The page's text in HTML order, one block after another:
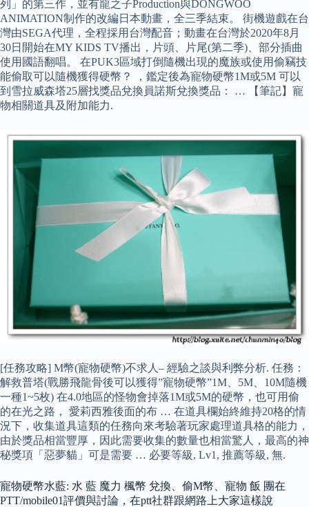
列」的第三作，並有龍之子Production與DONGWOO
ANIMATION制作的改編日本動畫，全三季結束。 街機遊戲在台
灣由SEGA代理，全程採用台灣配音；動畫在台灣於2020年8月
30日開始在MY KIDS TV播出，片頭、片尾(第二季)、部分插曲
使用國語翻唱。 在PUK3區域打倒隨機出現的魔族或使用偷竊技
能偷取可以隨機獲得硬幣？ ，鑑定後為寵物硬幣1M或5M 可以
到雪拉威森塔25層找獎品兌換員諾斯兌換獎品： … 【筆記】寵
物相關道具及附加能力.
[任務攻略] M幣(寵物硬幣)不求人– 經驗之談與利弊分析. 任務：
解救普塔(戰勝飛龍骨後可以獲得”寵物硬幣”1M、5M、10M隨機
一種1~5枚) 在4.0地區的怪物會掉落1M或5M的硬幣，也可用偷
的在光之路， 愛莉西雅後面的布 … 在道具欄始終維持20格的情
況下，收集道具這類的任務向來考驗著玩家處理道具格的能力，
由於獎品相當豐厚，因此需要收集的數量也相當驚人，最高的神
秘獎項「惡夢貓」可是需要 … 必要等級, Lv1, 推薦等級, 無.
寵物硬幣水藍: 水 藍 魔力 楓幣 兌換、偷M幣、寵物 飯 團在
PTT/mobile01評價與討論，在ptt社群跟網路上大家這樣說